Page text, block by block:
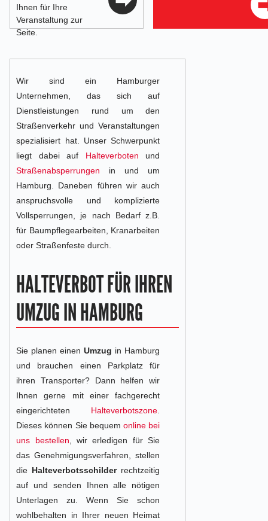
Ihnen für Ihre
Veranstaltung zur
Seite.
Wir sind ein Hamburger
Unternehmen, das sich auf
Dienstleistungen rund um den
Straßenverkehr und Veranstaltungen
spezialisiert hat. Unser Schwerpunkt
liegt dabei auf Halteverboten und
Straßenabsperrungen in und um
Hamburg. Daneben führen wir auch
anspruchsvolle und komplizierte
Vollsperrungen, je nach Bedarf z.B.
für Baumpflegearbeiten, Kranarbeiten
oder Straßenfeste durch.
HALTEVERBOT FÜR IHREN
UMZUG IN HAMBURG
Sie planen einenUmzug in Hamburg
und brauchen einen Parkplatz für
ihren Transporter? Dann helfen wir
Ihnen gerne mit einer fachgerecht
eingerichteten Halteverbotszone
Dieses können Sie bequemonline bei
uns bestellen , wir erledigen für Sie
das Genehmigungsverfahren, stellen
die Halteverbotsschilderrechtzeitig
auf und senden Ihnen alle nötigen
Unterlagen zu. Wenn Sie schon
wohlbehalten in Ihrer neuen Heimat